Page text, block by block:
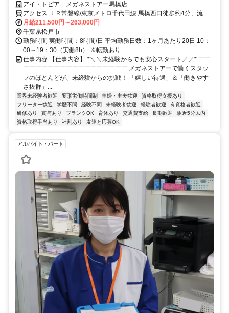
回／インセンティブあり》
アイ・トピア メガネストアー馬橋店
アクセス ＪＲ常磐線/東京メトロ千代田線 馬橋西口徒歩約4分、流鉄
流山線 馬橋西口徒歩約4分、ＪＲ常磐線/東京メトロ千代田線 北松戸
西口徒歩約20分
月給211,500円～263,000円
千葉県松戸市
勤務時間 実働時間：8時間/日 平均勤務日数：1ヶ月あたり20日 10：
00～19：30（実働8h） ※転勤あり
仕事内容 【仕事内容】 *＼＼未経験からでも安心スタート／／* ￣￣
￣￣￣￣￣￣￣￣￣￣￣￣￣￣￣￣￣ メガネストアーで働くスタッ
フのほとんどが、未経験からの挑戦！ 「嬉しい待遇」＆「働きやす
さ抜群」...
業界未経験者歓迎 変形労働時間制 主婦・主夫歓迎
資格取得支援あり
フリーター歓迎
学歴不問 経験不問 未経験者歓迎 経験者歓迎
有資格者歓迎
研修あり
賞与あり ブランクOK 育休あり 交通費支給 長期歓迎
駅近5分以内
資格取得手当あり
社割あり 友達と応募OK
アルバイト・パート